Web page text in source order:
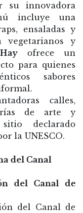
su innovadora
incluye una
ensaladas y
vegetarianos y
ofrece un
para quienes
sabores
calles,
de arte y
declarado
la UNESCO.
del Canal
del Canal de
del Canal de